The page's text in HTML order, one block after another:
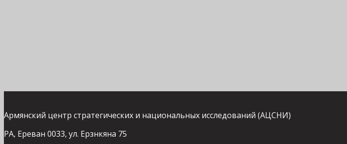
Армянский центр стратегических и национальных исследований (АЦСНИ)
РА, Ереван 0033, ул. Ерзнкяна 75